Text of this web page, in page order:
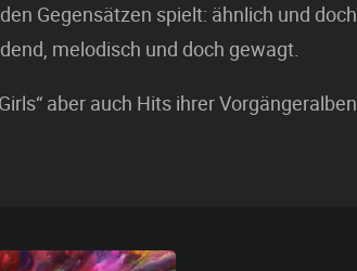
Gegensätzen spielt: ähnlich und doch
melodisch und doch gewagt.
aber auch Hits ihrer Vorgängeralben